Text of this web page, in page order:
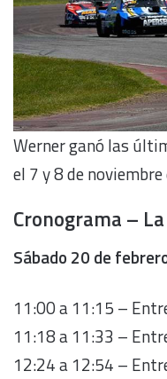
Werner ganó las
el 7 y 8 de noviembre
Cronograma –
Sábado 20 de
11:00 a 11:15 –
11:18 a 11:33 –
12:24 a 12:54 –